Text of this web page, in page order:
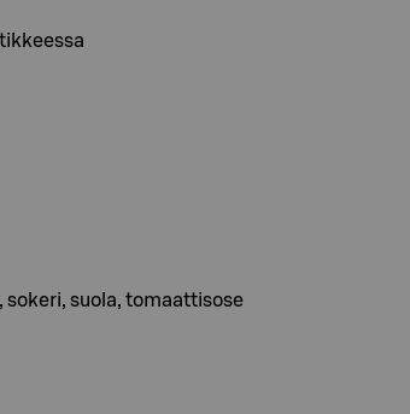
sokeri, suola, tomaattisose